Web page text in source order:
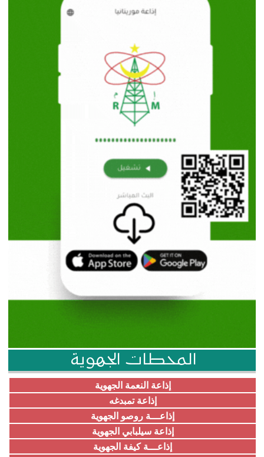
المحطات الجهوية
إذاعة النعمة الجهوية
إذاعة تمبدغه
إذاعـــة روصو الجهوية
إذاعة سيلبابي الجهوية
إذاعـــة كيفة الجهوية